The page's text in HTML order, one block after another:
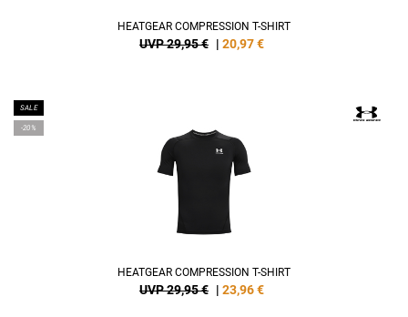
HEATGEAR COMPRESSION T-SHIRT
UVP 29,95 € | 20,97€
SALE
-20%
HEATGEAR COMPRESSION T-SHIRT
UVP 29,95 € | 23,96€